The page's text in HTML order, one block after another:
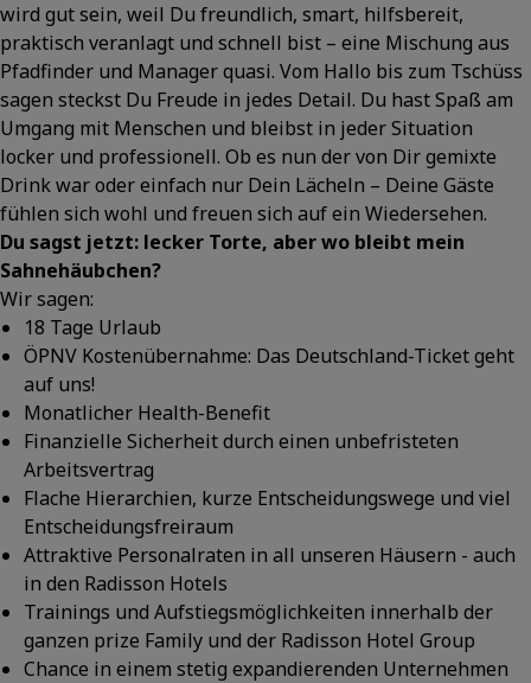
wird gut sein, weil Du freundlich, smart, hilfsbereit,
praktisch veranlagt und schnell bist – eine Mischung aus
Pfadfinder und Manager quasi. Vom Hallo bis zum Tschüss
sagen steckst Du Freude in jedes Detail. Du hast Spaß am
Umgang mit Menschen und bleibst in jeder Situation
locker und professionell. Ob es nun der von Dir gemixte
Drink war oder einfach nur Dein Lächeln – Deine Gäste
fühlen sich wohl und freuen sich auf ein Wiedersehen.
Du sagst jetzt: lecker Torte, aber wo bleibt mein
Sahnehäubchen?
Wir sagen:
18 Tage Urlaub
ÖPNV Kostenübernahme: Das Deutschland-Ticket geht
auf uns!
Monatlicher Health-Benefit
Finanzielle Sicherheit durch einen unbefristeten
Arbeitsvertrag
Flache Hierarchien, kurze Entscheidungswege und viel
Entscheidungsfreiraum
Attraktive Personalraten in all unseren Häusern - auch
in den Radisson Hotels
Trainings und Aufstiegsmöglichkeiten innerhalb der
ganzen prize Family und der Radisson Hotel Group
Chance in einem stetig expandierenden Unternehmen